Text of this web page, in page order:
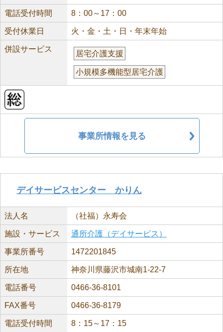
電話受付時間 8：00～17：00
受付休業日 火・金・土・日・年末年始
併設サービス
居宅介護支援
小規模多機能型居宅介護
事業所情報を見る
デイサービスセンター かりん
法人名 （社福）永寿会
施設・サービス 通所介護（デイサービス）
事業所番号 1472201845
所在地 神奈川県藤沢市城南1-22-7
電話番号 0466-36-8101
FAX番号 0466-36-8179
電話受付時間 8：15～17：15